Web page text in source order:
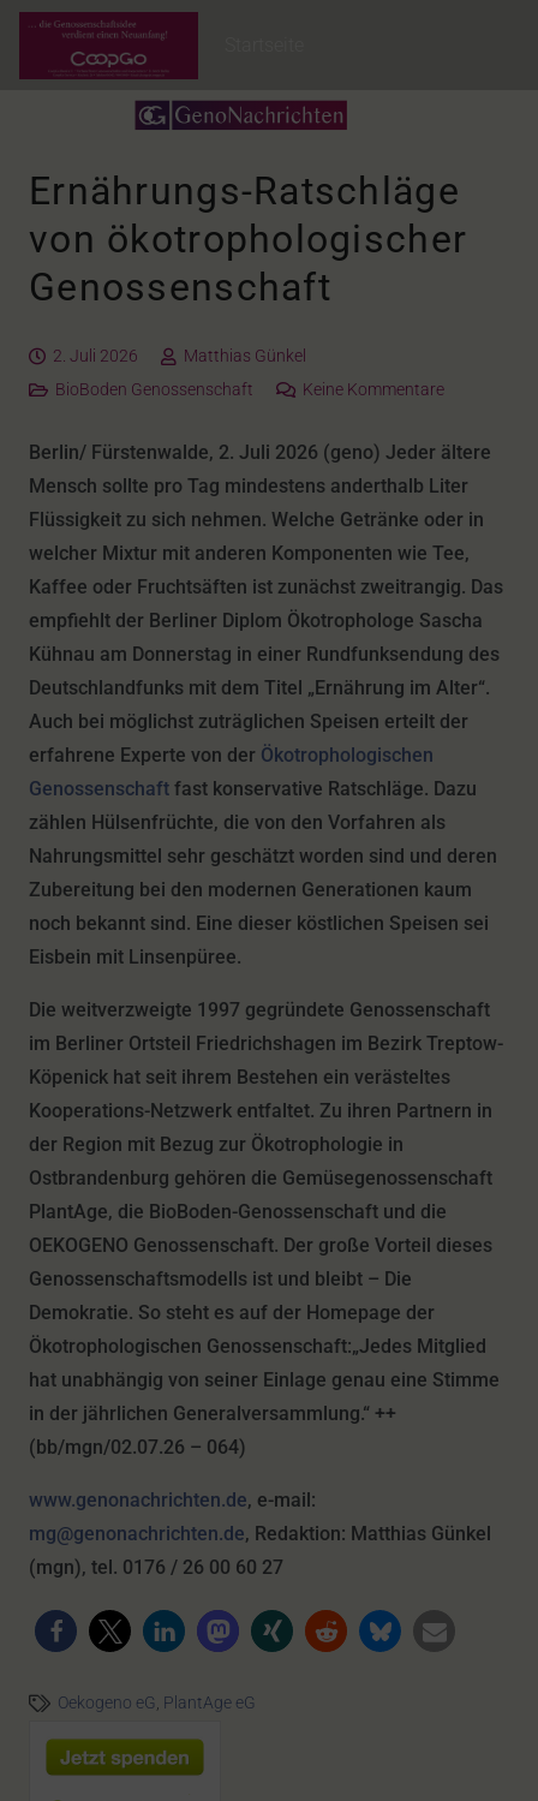
Ernährungs-Ratschläge
von ökotrophologischer
Genossenschaft
2. Juli 2026
Matthias Günkel
BioBoden Genossenschaft
Keine Kommentare
Berlin/ Fürstenwalde, 2. Juli 2026 (geno) Jeder ältere
Mensch sollte pro Tag mindestens anderthalb Liter
Flüssigkeit zu sich nehmen. Welche Getränke oder in
welcher Mixtur mit anderen Komponenten wie Tee,
Kaffee oder Fruchtsäften ist zunächst zweitrangig. Das
empfiehlt der Berliner Diplom Ökotrophologe Sascha
Kühnau am Donnerstag in einer Rundfunksendung des
Deutschlandfunks mit dem Titel „Ernährung im Alter“.
Auch bei möglichst zuträglichen Speisen erteilt der
erfahrene Experte von der Ökotrophologischen
Genossenschaft fast konservative Ratschläge. Dazu
zählen Hülsenfrüchte, die von den Vorfahren als
Nahrungsmittel sehr geschätzt worden sind und deren
Zubereitung bei den modernen Generationen kaum
noch bekannt sind. Eine dieser köstlichen Speisen sei
Eisbein mit Linsenpüree.
Die weitverzweigte 1997 gegründete Genossenschaft
im Berliner Ortsteil Friedrichshagen im Bezirk Treptow-
Köpenick hat seit ihrem Bestehen ein verästeltes
Kooperations-Netzwerk entfaltet. Zu ihren Partnern in
der Region mit Bezug zur Ökotrophologie in
Ostbrandenburg gehören die Gemüsegenossenschaft
PlantAge, die BioBoden-Genossenschaft und die
OEKOGENO Genossenschaft. Der große Vorteil dieses
Genossenschaftsmodells ist und bleibt – Die
Demokratie. So steht es auf der Homepage der
Ökotrophologischen Genossenschaft:„Jedes Mitglied
hat unabhängig von seiner Einlage genau eine Stimme
in der jährlichen Generalversammlung.“ ++
(bb/mgn/02.07.26 – 064)
www.genonachrichten.de, e-mail:
mg@genonachrichten.de, Redaktion: Matthias Günkel
(mgn), tel. 0176 / 26 00 60 27
Oekogeno eG, PlantAge eG